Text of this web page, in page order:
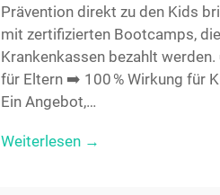
Prävention direkt zu den Kids
mit zertifizierten Bootcamps,
Krankenkassen bezahlt
für Eltern ➡️ 100 % Wirkung für
Ein Angebot,…
Weiterlesen →